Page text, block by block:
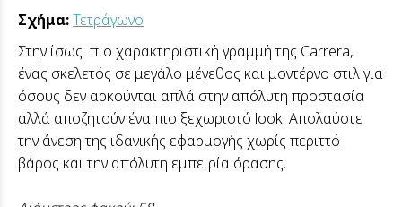
Σχήμα:Τετράγωνο
Στην ίσως πιο χαρακτηριστική γραμμή της Carrera,
ένας σκελετός σε μεγάλο μέγεθος και μοντέρνο στιλ για
όσους δεν αρκούνται απλά στην απόλυτη προστασία
αλλά αποζητούν ένα πιο ξεχωριστό look. Απολαύστε
την άνεση της ιδανικής εφαρμογής χωρίς περιττό
βάρος και την απόλυτη εμπειρία όρασης.